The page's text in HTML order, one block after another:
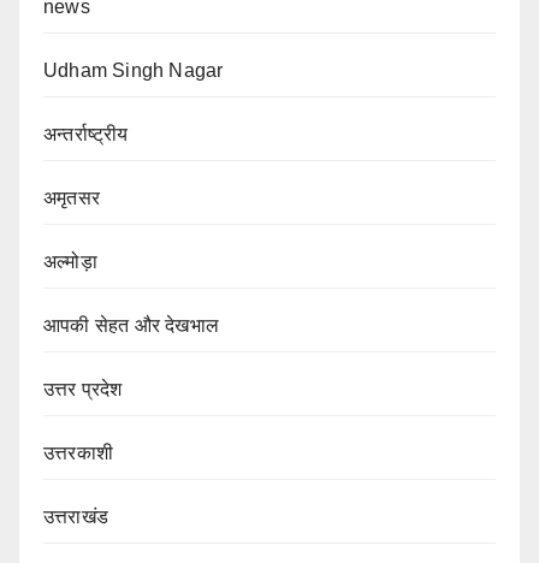
news
Udham Singh Nagar
अन्तर्राष्ट्रीय
अमृतसर
अल्मोड़ा
आपकी सेहत और देखभाल
उत्तर प्रदेश
उत्तरकाशी
उत्तराखंड